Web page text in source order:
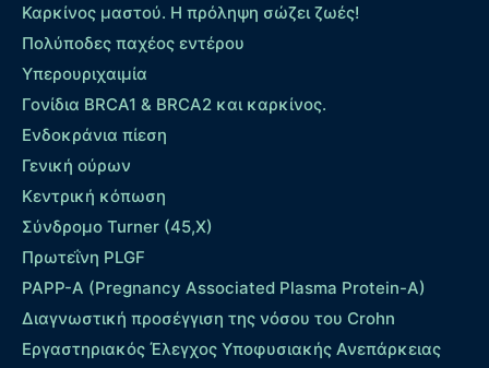
Καρκίνος μαστού. Η πρόληψη σώζει ζωές!
Πολύποδες παχέος εντέρου
Yπερουριχαιμία
Γονίδια BRCA1 & BRCA2 και καρκίνος.
Ενδοκράνια πίεση
Γενική ούρων
Κεντρική κόπωση
Σύνδρομο Turner (45,X)
Πρωτεΐνη PLGF
PAPP-A (Pregnancy Associated Plasma Protein-A)
Διαγνωστική προσέγγιση της νόσου του Crohn
Εργαστηριακός Έλεγχος Υποφυσιακής Ανεπάρκειας